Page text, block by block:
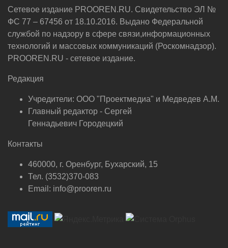
Сетевое издание PROOREN.RU. Свидетельство ЭЛ №
ФС 77 – 67456 от 18.10.2016. Выдано Федеральной
службой по надзору в сфере связи,информационных
технологий и массовых коммуникаций (Роскомнадзор).
PROOREN.RU - сетевое издание.
Редакция
Учредители: ООО "Проектмедиа" и Медведев А.М.
Главный редактор - Сергей
Геннадьевич Городецкий
Контакты
460000, г. Оренбург, Бухарский, 15
Тел. (3532)370-083
Email: info@prooren.ru